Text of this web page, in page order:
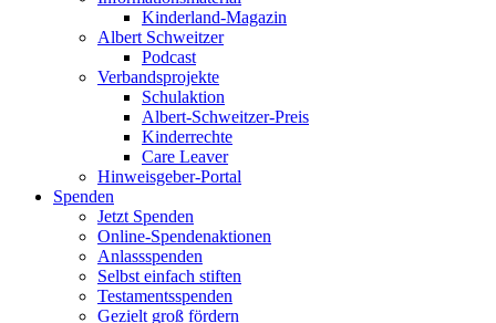
Kinderland-Magazin
Albert Schweitzer
Podcast
Verbandsprojekte
Schulaktion
Albert-Schweitzer-Preis
Kinderrechte
Care Leaver
Hinweisgeber-Portal
Spenden
Jetzt Spenden
Online-Spendenaktionen
Anlassspenden
Selbst einfach stiften
Testamentsspenden
Gezielt groß fördern